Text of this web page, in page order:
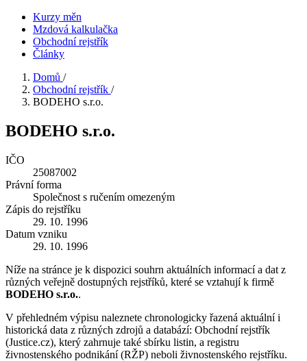
Kurzy měn
Mzdová kalkulačka
Obchodní rejstřík
Články
Domů /
Obchodní rejstřík /
BODEHO s.r.o.
BODEHO s.r.o.
IČO
25087002
Právní forma
Společnost s ručením omezeným
Zápis do rejstříku
29. 10. 1996
Datum vzniku
29. 10. 1996
Níže na stránce je k dispozici souhrn aktuálních informací a dat z
různých veřejně dostupných rejstříků, které se vztahují k firmě
BODEHO s.r.o..
V přehledném výpisu naleznete chronologicky řazená aktuální i
historická data z různých zdrojů a databází: Obchodní rejstřík
(Justice.cz), který zahrnuje také sbírku listin, a registru
živnostenského podnikání (RŽP) neboli živnostenského rejstříku.